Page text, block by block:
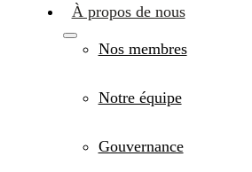
À propos de nous
Nos membres
Notre équipe
Gouvernance